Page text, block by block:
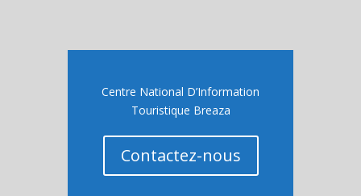
Centre National D’Information
Touristique Breaza
Contactez-nous